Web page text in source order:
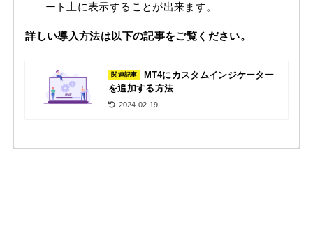
ート上に表示することが出来ます。
詳しい導入方法は以下の記事をご覧ください。
関連記事
MT4にカスタムインジケーター
を追加する方法
2024.02.19